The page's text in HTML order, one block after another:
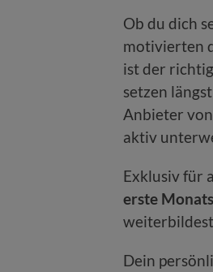
Ob du dich
motivierten
ist der
setzen
Anbieter
aktiv
Exklusiv für
erste
Dein